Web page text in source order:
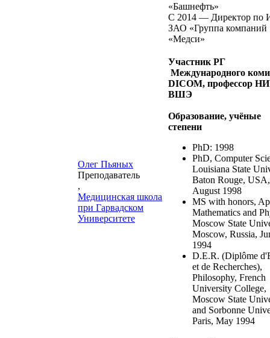
«Башнефть»
С 2014 ― Директор по
ЗАО «Группа компаний
«Медси»
Олег Пьяных
Преподаватель
,
Медицинская школа
при Гарвадском
Университете
Участник РГ
Международного
DICOM, профессор
ВШЭ
Образование, учёные
степени
PhD: 1998
PhD, Computer
Louisiana State
Baton Rouge, USA,
August 1998
MS with honors,
Mathematics and
Moscow State
Moscow, Russia,
1994
D.E.R. (Diplôme
et de Recherches),
Philosophy, French
University College,
Moscow State
and Sorbonne
Paris, May 1994